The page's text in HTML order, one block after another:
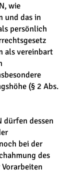
wie
und das in
persönlich
als vereinbart
(§ 2 Abs.
dürfen dessen
bei der
des
Vorarbeiten